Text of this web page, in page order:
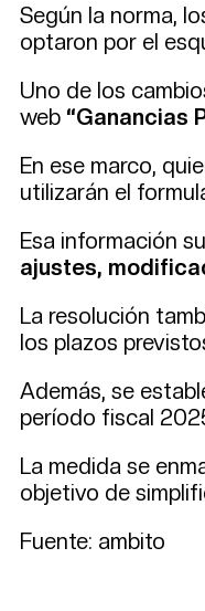
Según la norma,
optaron por el
Uno de los
web “Ganancias
En ese marco,
utilizarán el
Esa información
ajustes,
La resolución
los plazos
Además, se
período fiscal
La medida se
objetivo de
Fuente: ambito